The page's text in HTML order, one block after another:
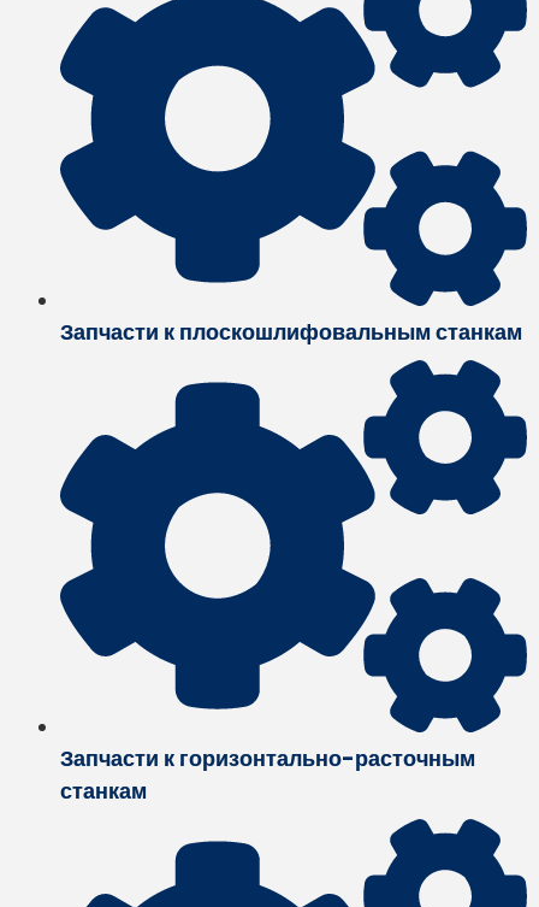
Запчасти к плоскошлифовальным станкам
Запчасти к горизонтально-расточным
станкам